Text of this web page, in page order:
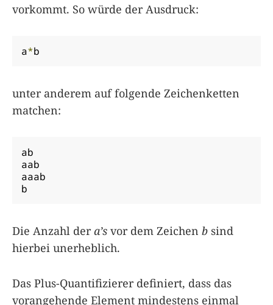
vorkommt. So würde der Ausdruck:
a*b
unter anderem auf folgende Zeichenketten
matchen:
ab
aab
aaab
b
Die Anzahl dera’s vor dem Zeichen b sind
hierbei unerheblich.
Das Plus-Quantifizierer definiert, dass das
vorangehende Element mindestens einmal